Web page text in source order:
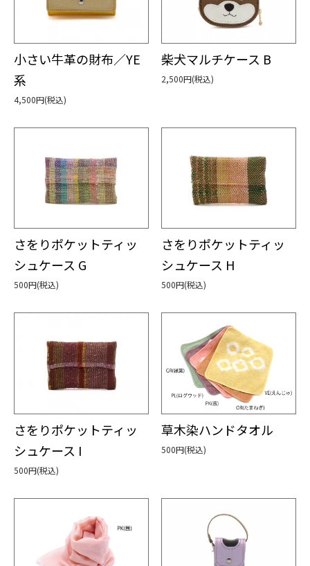
小さい牛革の財布／YE
系
4,500円(税込)
柴犬マルチケース B
2,500円(税込)
さをりポケットティッ
シュケース G
500円(税込)
さをりポケットティッ
シュケース H
500円(税込)
さをりポケットティッ
シュケース I
500円(税込)
草木染ハンドタオル
500円(税込)